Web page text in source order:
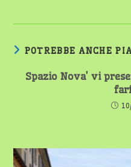
POTREBBE ANCHE
Spazio Nova’ vi